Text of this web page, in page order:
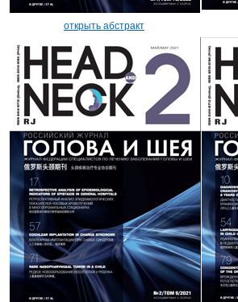
открыть абстракт